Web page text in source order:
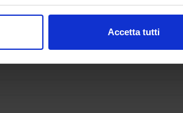
Accetta tutti
con soluzioni digitali flessibili e
con...